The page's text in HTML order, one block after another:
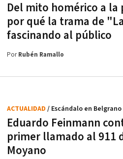
Del mito homérico a la
por qué la trama de
fascinando al público
PorRubén Ramallo
Eduardo Feinmann
primer llamado al 911
Moyano
ACTUALIDAD / Escándalo en Belgrano